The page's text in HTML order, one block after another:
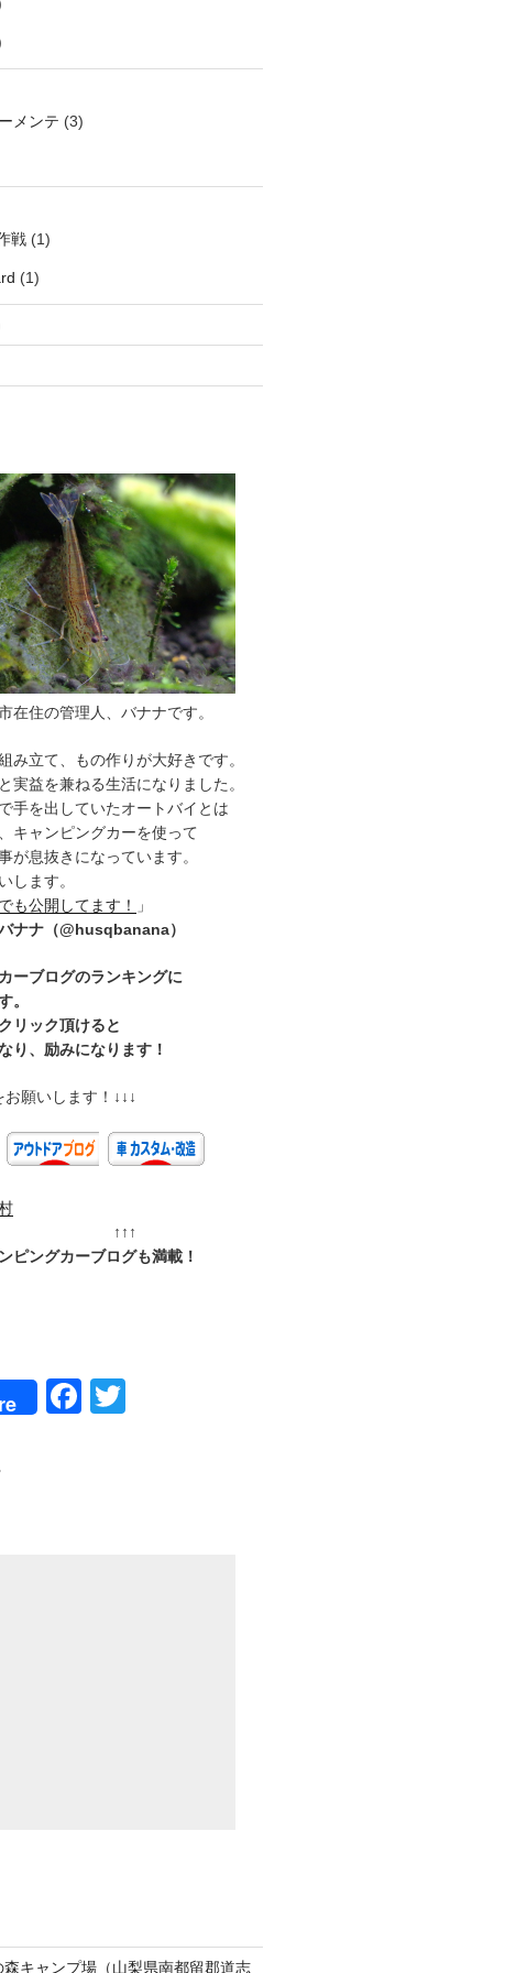
メンテ (3)
戦(1)
(1)
在住の管理人、バナナです。
み立て、もの作りが大好きです。
実益を兼ねる生活になりました。
手を出していたオートバイとは
キャンピングカーを使って
が息抜きになっています。
します。
も公開してます！
」
ナナ（@husqbanana）
ーブログのランキングに
。
リック頂けると
り、励みになります！
お願いします！↓↓↓
↑↑↑
ピングカーブログも満載！
F T
キャンプ場（山梨県南都留郡道志